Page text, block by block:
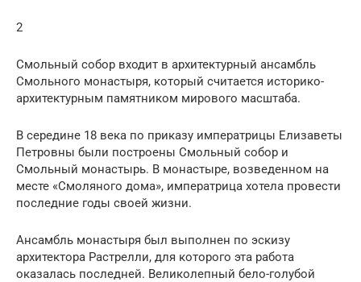
2
Смольный собор входит в архитектурный ансамбль
Смольного монастыря, который считается историко-
архитектурным памятником мирового масштаба.
В середине 18 века по приказу императрицы Елизаветы
Петровны были построены Смольный собор и
Смольный монастырь. В монастыре, возведенном на
месте «Смоляного дома», императрица хотела провести
последние годы своей жизни.
Ансамбль монастыря был выполнен по эскизу
архитектора Растрелли, для которого эта работа
оказалась последней. Великолепный бело-голубой